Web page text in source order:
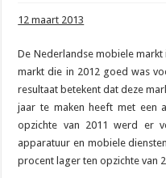
12 maart 2013
De Nederlandse mobiele
markt die in 2012 goed was
resultaat betekent dat deze
jaar te maken heeft met een
opzichte van 2011 werd er
apparatuur en mobiele
procent lager ten opzichte van